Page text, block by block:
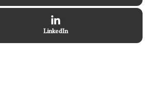
LinkedIn